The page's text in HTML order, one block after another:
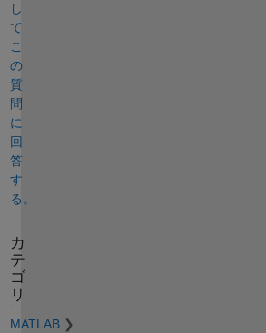
し
て
こ
の
質
問
に
回
答
す
る。
カ
テ
ゴ
リ
MATLAB